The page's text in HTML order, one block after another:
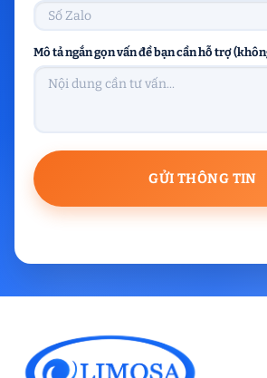
Mô tả ngắn gọn vấn đề bạn cần hỗ trợ